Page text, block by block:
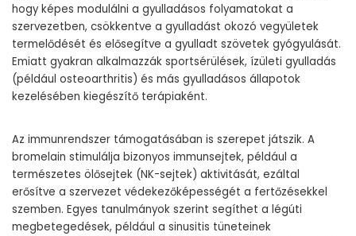
hogy képes modulálni a gyulladásos folyamatokat a
szervezetben, csökkentve a gyulladást okozó vegyületek
termelődését és elősegítve a gyulladt szövetek gyógyulását.
Emiatt gyakran alkalmazzák sportsérülések, ízületi gyulladás
(például osteoarthritis) és más gyulladásos állapotok
kezelésében kiegészítő terápiaként.
Az immunrendszer támogatásában is szerepet játszik. A
bromelain stimulálja bizonyos immunsejtek, például a
természetes ölősejtek (NK-sejtek) aktivitását, ezáltal
erősítve a szervezet védekezőképességét a fertőzésekkel
szemben. Egyes tanulmányok szerint segíthet a légúti
megbetegedések, például a sinusitis tüneteinek